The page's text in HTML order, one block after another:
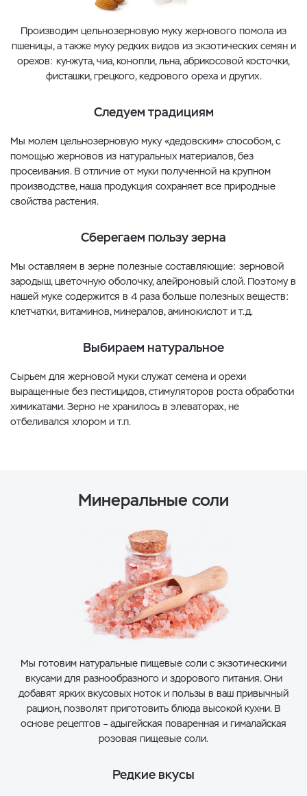
Производим цельнозерновую муку жернового помола из
пшеницы, а также муку редких видов из экзотических семян и
орехов: кунжута, чиа, конопли, льна, абрикосовой косточки,
фисташки, грецкого, кедрового ореха и других.
Следуем традициям
Мы молем цельнозерновую муку «дедовским» способом, с
помощью жерновов из натуральных материалов, без
просеивания. В отличие от муки полученной на крупном
производстве, наша продукция сохраняет все природные
свойства растения.
Сберегаем пользу зерна
Мы оставляем в зерне полезные составляющие: зерновой
зародыш, цветочную оболочку, алейроновый слой. Поэтому в
нашей муке содержится в 4 раза больше полезных веществ:
клетчатки, витаминов, минералов, аминокислот и т.д.
Выбираем натуральное
Сырьем для жерновой муки служат семена и орехи
выращенные без пестицидов, стимуляторов роста обработки
химикатами. Зерно не хранилось в элеваторах, не
отбеливался хлором и т.п.
Минеральные соли
Мы готовим натуральные пищевые соли с экзотическими
вкусами для разнообразного и здорового питания. Они
добавят ярких вкусовых ноток и пользы в ваш привычный
рацион, позволят приготовить блюда высокой кухни. В
основе рецептов – адыгейская поваренная и гималайская
розовая пищевые соли.
Редкие вкусы